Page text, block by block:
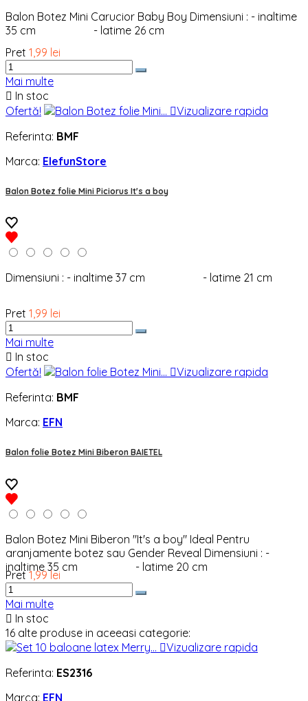
Balon Botez Mini Carucior Baby Boy Dimensiuni : - inaltime
35 cm - latime 26 cm
Pret 1,99 lei
Mai multe
 In stoc
Ofertă!
Vizualizare rapida
Referinta: BMF
Marca: ElefunStore
Balon Botez folie Mini Piciorus It's a boy
Dimensiuni : - inaltime 37 cm - latime 21 cm
Pret 1,99 lei
Mai multe
 In stoc
Ofertă!
Vizualizare rapida
Referinta: BMF
Marca: EFN
Balon folie Botez Mini Biberon BAIETEL
Balon Botez Mini Biberon "It's a boy" Ideal Pentru
aranjamente botez sau Gender Reveal Dimensiuni : -
inaltime 35 cm - latime 20 cm
Pret 1,99 lei
Mai multe
 In stoc
16 alte produse in aceeasi categorie:
Vizualizare rapida
Referinta: ES2316
Marca: EFN